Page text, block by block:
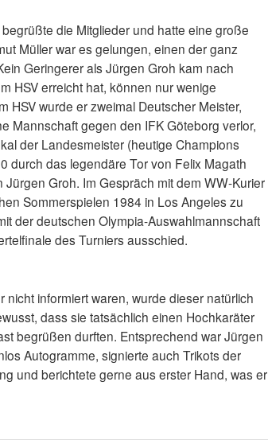
die Mitglieder und hatte eine große
Müller war es gelungen, einen der ganz
Geringerer als Jürgen Groh kam nach
HSV erreicht hat, können nur wenige
HSV wurde er zweimal Deutscher Meister,
Mannschaft gegen den IFK Göteborg verlor,
der Landesmeister (heutige Champions
durch das legendäre Tor von Felix Magath
Groh. Im Gespräch mit dem WW-Kurier
Sommerspielen 1984 in Los Angeles zu
der deutschen Olympia-Auswahlmannschaft
des Turniers ausschied.
informiert waren, wurde dieser natürlich
dass sie tatsächlich einen Hochkaräter
begrüßen durften. Entsprechend war Jürgen
Autogramme, signierte auch Trikots der
und berichtete gerne aus erster Hand, was er